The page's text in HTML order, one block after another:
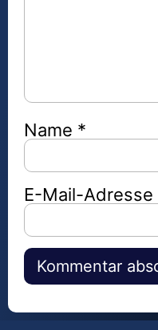
Name *
E-Mail-Adresse
Alternative: